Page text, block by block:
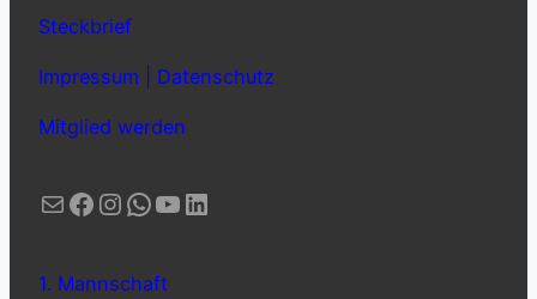
Steckbrief
Impressum | Datenschutz
Mitglied werden
E-Mail Facebook Instagram WhatsApp YouTube LinkedIn
1. Mannschaft